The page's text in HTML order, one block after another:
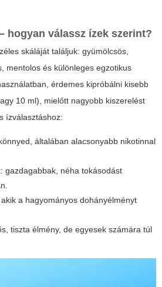
hogyan válassz ízek szerint?
skáláját találjuk: gyümölcsös,
mentolos és különleges egzotikus
érdemes kipróbálni kisebb
10 ml), mielőtt nagyobb kiszerelést
ízválasztáshoz:
általában alacsonyabb nikotinnal
: gazdagabbak, néha tokásodást
a hagyományos dohányélményt
tiszta élmény, de egyesek számára túl